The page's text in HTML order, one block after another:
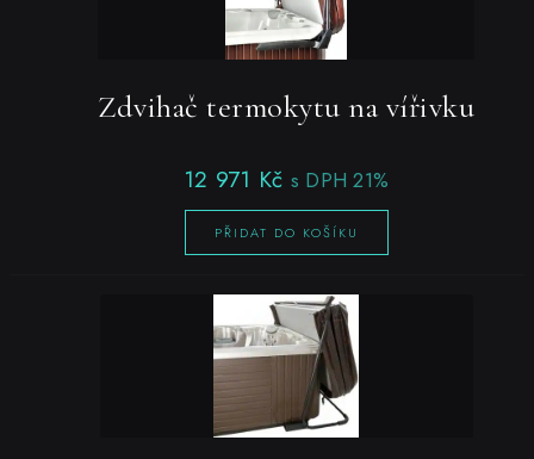
Zdvihač termokytu na vířivku
12 971 Kč s DPH 21%
PŘIDAT DO KOŠÍKU